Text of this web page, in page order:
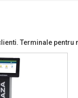
Terminale